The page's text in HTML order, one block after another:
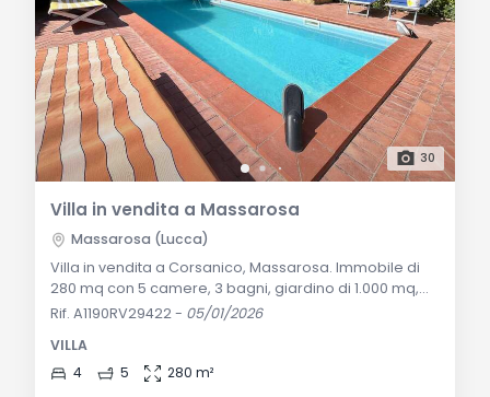
30
Villa in vendita a Massarosa
Massarosa (Lucca)
Villa in vendita a Corsanico, Massarosa. Immobile di
280 mq con 5 camere, 3 bagni, giardino di 1.000 mq,
piscina e possibilità di creare appartamenti
Versilia. Descrizione Generale: Benvenuti a Corsanico,
sulle colline di Massarosa, dove una splendida villa di
Rif. A1190RV29422- 05/01/2026
VILLA
4
5 280 m²